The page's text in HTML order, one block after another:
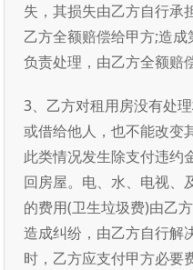
失，其损失由乙方自行承
乙方全额赔偿给甲方;造
负责处理，由乙方全额赔
3、乙方对租用房没有处
或借给他人，也不能改变
此类情况发生除支付违约
回房屋。电、水、电视、
的费用(卫生垃圾费)由乙
造成纠纷，由乙方自行解
时，乙方应支付甲方必要